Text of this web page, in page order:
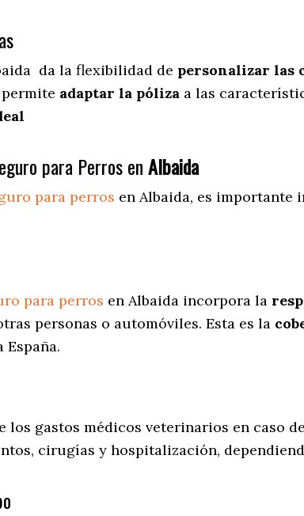
da la flexibilidad de personalizar las
adaptar la póliza a las
para Perros enAlbaida
para perros en Albaida, es importante
para perros en Albaida incorpora la
personas o automóviles. Esta es la
España.
los gastos médicos veterinarios en caso de
cirugías y hospitalización,